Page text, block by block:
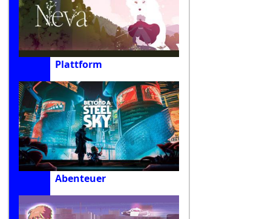
Plattform
Abenteuer